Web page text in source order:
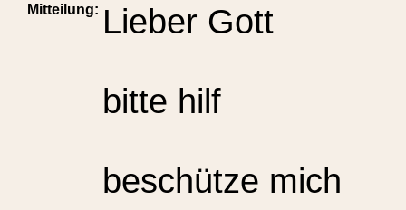
Mitteilung: Lieber Gott
bitte hilf
beschütze mich